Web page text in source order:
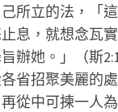
所立的法，「
息，就想念瓦
辦她。」（斯
省招聚美麗的
從中可揀一人